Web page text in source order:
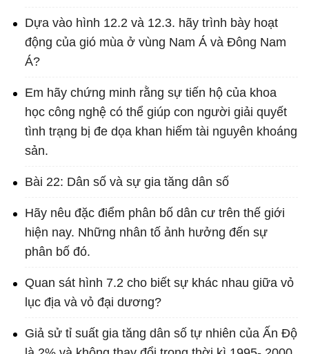
Dựa vào hình 12.2 và 12.3. hãy trình bày hoạt
động của gió mùa ở vùng Nam Á và Đông Nam
Á?
Em hãy chứng minh rằng sự tiến hộ của khoa
học công nghệ có thể giúp con người giải quyết
tình trạng bị đe dọa khan hiếm tài nguyên khoáng
sản.
Bài 22: Dân số và sự gia tăng dân số
Hãy nêu đặc điểm phân bố dân cư trên thế giới
hiện nay. Những nhân tố ảnh hưởng đến sự
phân bố đó.
Quan sát hình 7.2 cho biết sự khác nhau giữa vỏ
lục địa và vỏ đại dương?
Giả sử tỉ suất gia tăng dân số tự nhiên của Ấn Độ